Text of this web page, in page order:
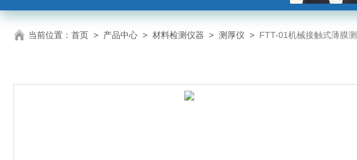
当前位置： 首页 > 产品中心 > 材料检测仪器 > 测厚仪 > FTT-01机械接触式薄膜